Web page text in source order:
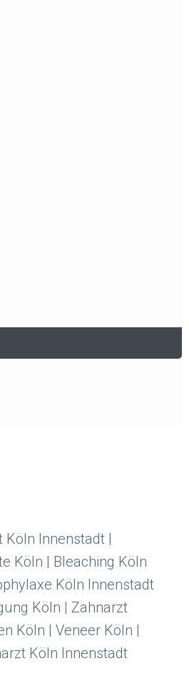
Köln Innenstadt |
Köln | Bleaching Köln
Köln Innenstadt
Köln | Zahnarzt
Köln | Veneer Köln |
Köln Innenstadt